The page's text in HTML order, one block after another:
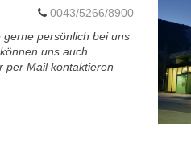
0043/5266/8900
gerne persönlich bei uns
uns auch
per Mail kontaktieren